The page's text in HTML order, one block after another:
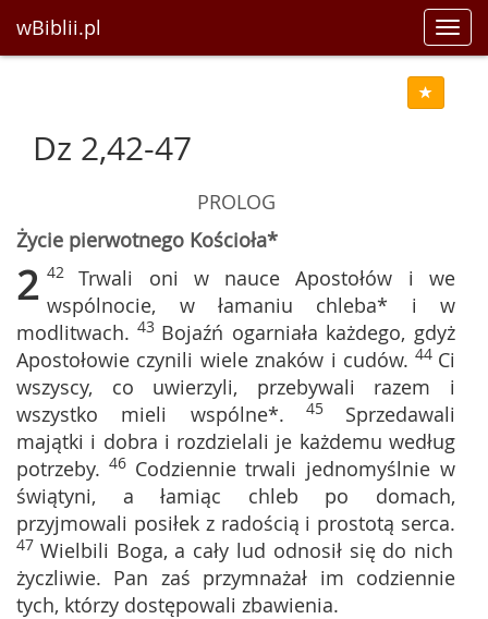
wBiblii.pl
Dz 2,42-47
PROLOG
Życie pierwotnego Kościoła*
2 42Trwali oni w nauce Apostołów i we
wspólnocie, w łamaniu chleba* i w
modlitwach. 43 Bojaźń ogarniała każdego, gdyż
Apostołowie czynili wiele znaków i cudów. 44 Ci
wszyscy, co uwierzyli, przebywali razem i
wszystko mieli wspólne*. 45 Sprzedawali
majątki i dobra i rozdzielali je każdemu według
potrzeby. 46 Codziennie trwali jednomyślnie w
świątyni, a łamiąc chleb po domach,
przyjmowali posiłek z radością i prostotą serca.
47 Wielbili Boga, a cały lud odnosił się do nich
życzliwie. Pan zaś przymnażał im codziennie
tych, którzy dostępowali zbawienia.